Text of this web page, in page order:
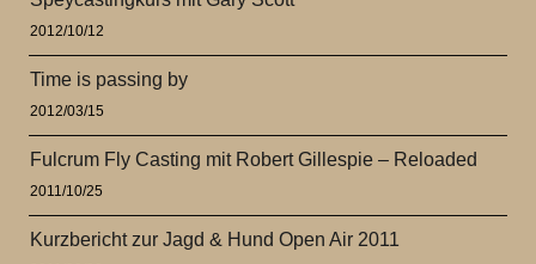
2012/10/12
Time is passing by
2012/03/15
Fulcrum Fly Casting mit Robert Gillespie – Reloaded
2011/10/25
Kurzbericht zur Jagd & Hund Open Air 2011